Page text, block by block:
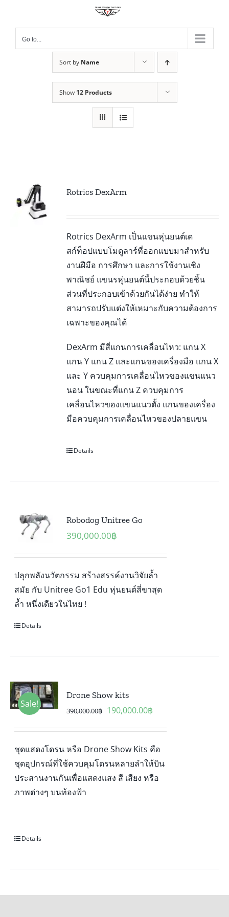
contentGo to...
Sort by Name
Show 12 Products
Rotrics DexArm
Rotrics DexArm เป็นแขนหุ่นยนต์เด
สก์ท็อปแบบโมดูลาร์ที่ออกแบบมาสำหรับ
งานฝีมือ การศึกษา และการใช้งานเชิง
พาณิชย์ แขนรหุ่นยนต์นี้ประกอบด้วยชิ้น
ส่วนที่ประกอบเข้าด้วยกันได้ง่าย ทำให้
สามารถปรับแต่งให้เหมาะกับความต้องการ
เฉพาะของคุณได้
DexArm มีสี่แกนการเคลื่อนไหว: แกน X
แกน Y แกน Z และแกนของเครื่องมือ แกน X
และ Y ควบคุมการเคลื่อนไหวของแขนแนว
นอน ในขณะที่แกน Z ควบคุมการ
เคลื่อนไหวของแขนแนวตั้ง แกนของเครื่อง
มือควบคุมการเคลื่อนไหวของปลายแขน
Details
Robodog Unitree Go
390,000.00฿
ปลุกพลังนวัตกรรม สร้างสรรค์งานวิจัยล้ำ
สมัย กับ Unitree Go1 Edu หุ่นยนต์สี่ขาสุด
ล้ำ หนึ่งเดียวในไทย !
Details
Sale!
Drone Show kits
390,000.00฿ Original
390,000.00฿.
190,000.00฿
190,000.00฿.
ชุดแสดงโดรน หรือ Drone Show Kits คือ
ชุดอุปกรณ์ที่ใช้ควบคุมโดรนหลายลำให้บิน
ประสานงานกันเพื่อแสดงแสง สี เสียง หรือ
ภาพต่างๆ บนท้องฟ้า
Details